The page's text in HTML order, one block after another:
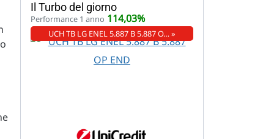
Il Turbo del giorno
Performance 1 anno 114,03%
UCH TB LG ENEL 5.887 B 5.887 O… »